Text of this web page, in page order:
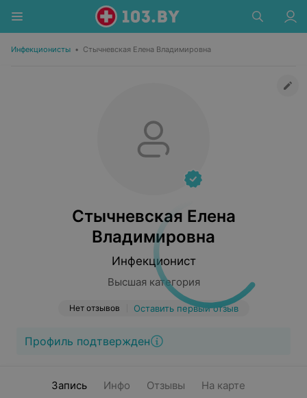
Инфекционисты • Стычневская Елена Владимировна
Стычневская Елена
Владимировна
Инфекционист
Высшая категория
Нет отзывов Оставить первый отзыв
Профиль подтвержден
Запись Инфо Отзывы На карте